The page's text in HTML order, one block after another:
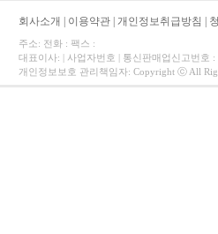
회사소개 이용약관 개인정보취급방침
주소: 전화 : 팩스 :
대표이사: | 사업자번호 | 통신판매업신고번호 :
개인정보보호 관리책임자: Copyright ⓒ All